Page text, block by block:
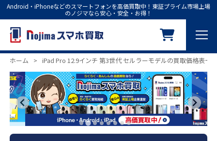
Android・iPhoneなどのスマートフォンを高価買取中！東証プライム市場上場
のノジマなら安心・安全・お得！
ホーム > iPad Pro 12.9インチ 第3世代 セルラーモデルの買取価格表一覧